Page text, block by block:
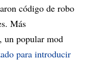
código de robo
Más
un popular mod
para introducir